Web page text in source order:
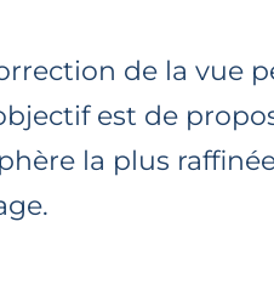
de la
est de
la plus